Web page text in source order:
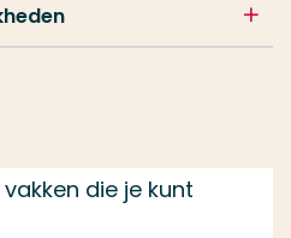
die je kunt